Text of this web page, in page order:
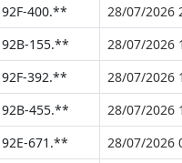
92F-400.**
28/07/2026
92B-155.**
28/07/2026
92F-392.**
28/07/2026
92B-455.**
28/07/2026
92E-671.**
28/07/2026